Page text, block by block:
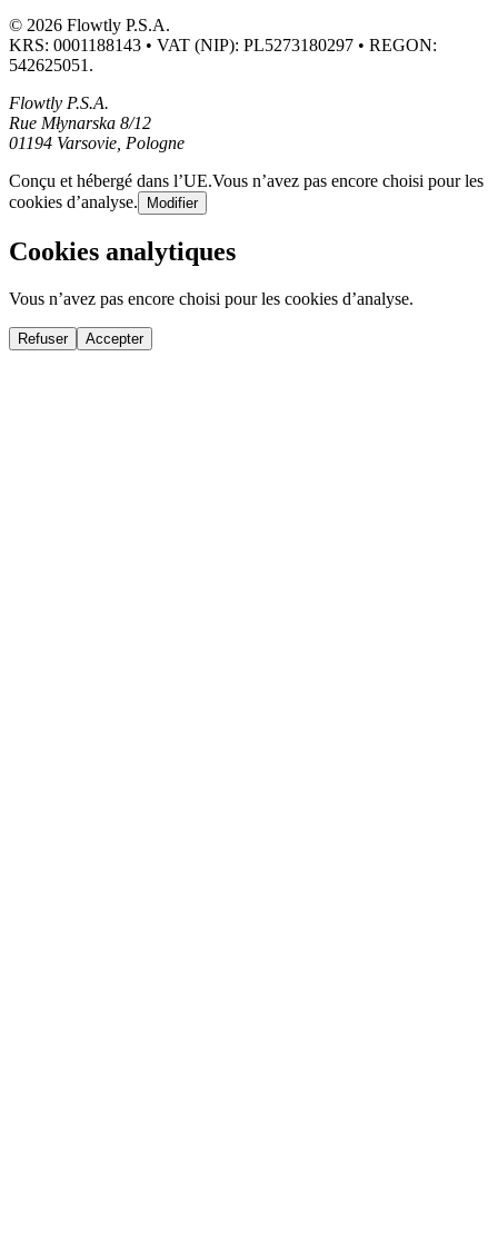
© 2026 Flowtly P.S.A.
KRS: 0001188143 • VAT (NIP): PL5273180297 • REGON:
542625051.
Flowtly P.S.A.
Rue Młynarska 8/12
01194 Varsovie, Pologne
Conçu et hébergé dans l’UE.Vous n’avez pas encore choisi pour les
cookies d’analyse.
Modifier
Cookies analytiques
Vous n’avez pas encore choisi pour les cookies d’analyse.
Refuser Accepter